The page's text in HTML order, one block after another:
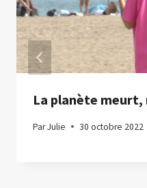
La planète meurt,
ParJulie 30 octobre 2022